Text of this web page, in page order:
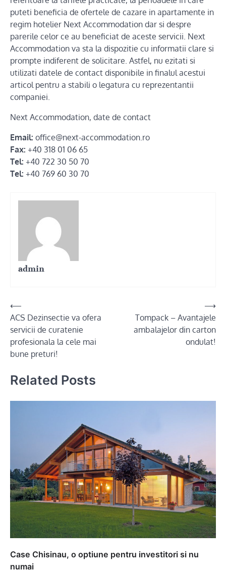
puteti beneficia de ofertele de cazare in apartamente in
regim hotelier Next Accommodation dar si despre
parerile celor ce au beneficiat de aceste servicii. Next
Accommodation va sta la dispozitie cu informatii clare si
prompte indiferent de solicitare. Astfel, nu ezitati si
utilizati datele de contact disponibile in finalul acestui
articol pentru a stabili o legatura cu reprezentantii
companiei.
Next Accommodation, date de contact
Email: office@next-accommodation.ro
Fax: +40 318 01 06 65
Tel: +40 722 30 50 70
Tel: +40 769 60 30 70
admin
Post
navigation
⟵
ACS Dezinsectie va ofera
servicii de curatenie
profesionala la cele mai
bune preturi!
Tompack – Avantajele
ambalajelor din carton
ondulat!
⟶
Related Posts
Case Chisinau, o optiune pentru investitori si nu
numai